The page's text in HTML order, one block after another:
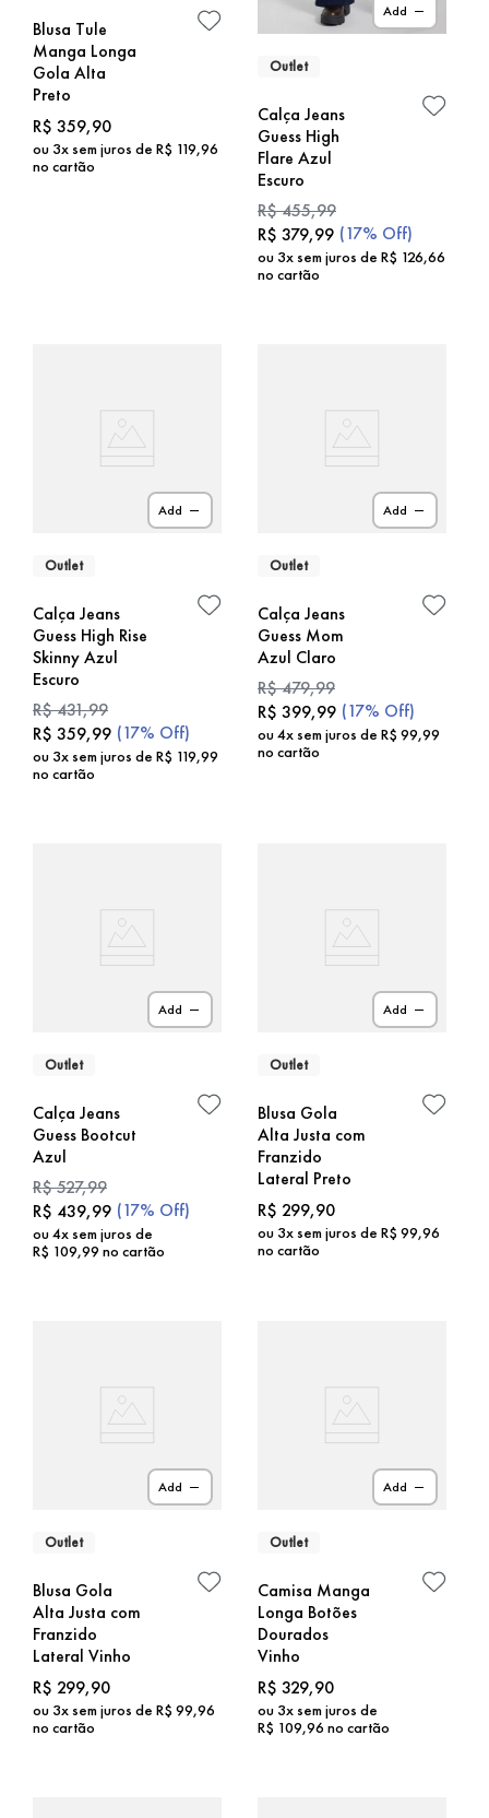
Blusa Tule
Manga Longa
Gola Alta
Preto
R$ 359,90
ou 3x sem juros de R$ 119,96
no cartão
Add
Outlet
Calça Jeans
Guess High
Flare Azul
Escuro
R$455,99
R$ 379,99 (17% Off)
ou 3x sem juros de R$ 126,66
no cartão
Add
Outlet
Calça Jeans
Guess High Rise
Skinny Azul
Escuro
R$431,99
R$ 359,99 (17% Off)
ou 3x sem juros de R$ 119,99
no cartão
Add
Outlet
Calça Jeans
Guess Mom
Azul Claro
R$479,99
R$ 399,99 (17% Off)
ou4x sem juros de R$ 99,99
no cartão
Add
Outlet
Calça Jeans
Guess Bootcut
Azul
R$527,99
R$ 439,99 (17% Off)
ou4x sem juros de
R$ 109,99 no cartão
Add
Outlet
Blusa Gola
Alta Justa com
Franzido
Lateral Preto
R$ 299,90
ou 3x sem juros de R$ 99,96
no cartão
Add
Outlet
Blusa Gola
Alta Justa com
Franzido
Lateral Vinho
R$ 299,90
ou 3x sem juros de R$ 99,96
no cartão
Add
Outlet
Camisa Manga
Longa Botões
Dourados
Vinho
R$ 329,90
ou 3x sem juros de
R$ 109,96 no cartão